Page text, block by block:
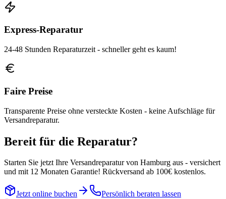
Express-Reparatur
24-48 Stunden Reparaturzeit - schneller geht es kaum!
Faire Preise
Transparente Preise ohne versteckte Kosten - keine Aufschläge für
Versandreparatur.
Bereit für die Reparatur?
Starten Sie jetzt Ihre Versandreparatur von Hamburg aus - versichert
und mit 12 Monaten Garantie! Rückversand ab 100€ kostenlos.
Jetzt online buchen Persönlich beraten lassen